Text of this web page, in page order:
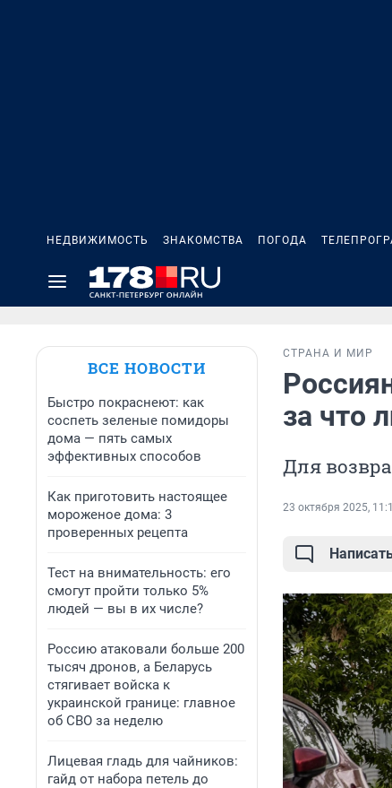
НЕДВИЖИМОСТЬ ЗНАКОМСТВА ПОГОДА
ВСЕ НОВОСТИ
Быстро покраснеют: как
соспеть зеленые помидоры
дома — пять самых
эффективных способов
Как приготовить настоящее
мороженое дома: 3
проверенных рецепта
Тест на внимательность: его
смогут пройти только 5%
людей — вы в их числе?
Россию атаковали больше 200
тысяч дронов, а Беларусь
стягивает войска к
украинской границе: главное
об СВО за неделю
Лицевая гладь для чайников:
гайд от набора петель до
СТРАНА И МИР
за что
Для
23 октября 2025,